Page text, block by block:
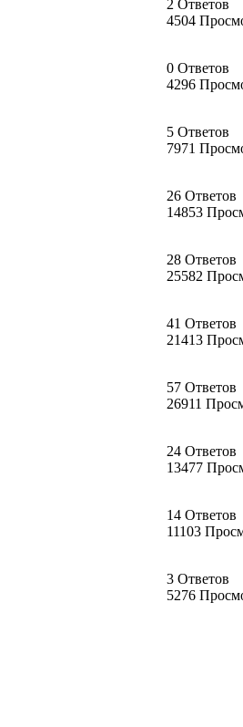
2 Ответов
4504
0 Ответов
4296
5 Ответов
7971
26 Ответов
14853
28 Ответов
25582
41 Ответов
21413
57 Ответов
26911
24 Ответов
13477
14 Ответов
11103
3 Ответов
5276